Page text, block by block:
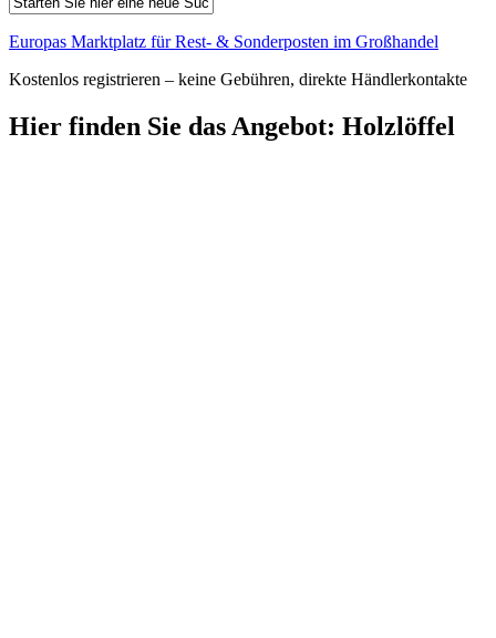
Europas Marktplatz für Rest- & Sonderposten im Großhandel
Kostenlos registrieren – keine Gebühren, direkte Händlerkontakte
Hier finden Sie das Angebot: Holzlöffel